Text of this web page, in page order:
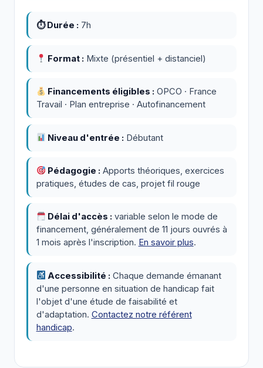
⏱ Durée : 7h
Format : Mixte (présentiel + distanciel)
Financements éligibles : OPCO · France
Travail · Plan entreprise · Autofinancement
Niveau d'entrée : Débutant
Pédagogie : Apports théoriques, exercices
pratiques, études de cas, projet fil rouge
Délai d'accès : variable selon le mode de
financement, généralement de 11 jours ouvrés à
1 mois après l'inscription. En savoir plus.
Accessibilité : Chaque demande émanant
d'une personne en situation de handicap fait
l'objet d'une étude de faisabilité et
d'adaptation. Contactez notre référent
handicap.